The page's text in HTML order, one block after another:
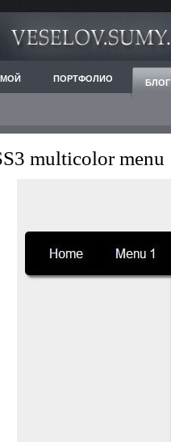
ПОРТФОЛИО БЛОГ
multicolor menu